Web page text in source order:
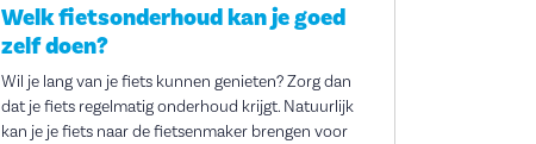
Welk fietsonderhoud kan je goed
zelf doen?
Wil je lang van je fiets kunnen genieten? Zorg dan
dat je fiets regelmatig onderhoud krijgt. Natuurlijk
kan je je fiets naar de fietsenmaker brengen voor